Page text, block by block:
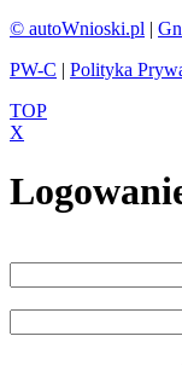
© autoWnioski.pl |
PW-C | Polityka
TOP
X